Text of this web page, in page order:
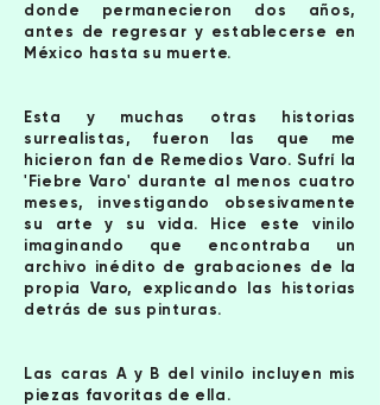
donde permanecieron dos años,
antes de regresar y establecerse en
México hasta su muerte.
Esta y muchas otras historias
surrealistas, fueron las que me
hicieron fan de Remedios Varo. Sufrí la
'Fiebre Varo' durante al menos cuatro
meses, investigando obsesivamente
su arte y su vida. Hice este vinilo
imaginando que encontraba un
archivo inédito de grabaciones de la
propia Varo, explicando las historias
detrás de sus pinturas.
Las caras A y B del vinilo incluyen mis
piezas favoritas de ella.